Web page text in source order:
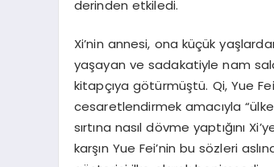
derinden etkiledi.
Xi’nin annesi, ona küçük
yaşayan ve sadakatiyle nam
kitapçıya götürmüştü. Qi, Yue
cesaretlendirmek amacıyla
sırtına nasıl dövme yaptığını
karşın Yue Fei’nin bu sözleri